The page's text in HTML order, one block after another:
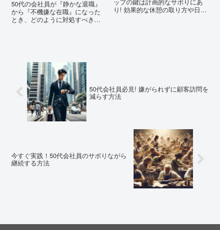
50代の会社員が『静かな退職』
から『不機嫌な在職』になった
とき、どのように対処すべき
報が満載です。
り! 効果的な休憩の取り方や日常
50代会社員必見! 嫌がられずに顧客訪問を
減らす方法
今すぐ実践！50代会社員のサボりながら
継続する方法